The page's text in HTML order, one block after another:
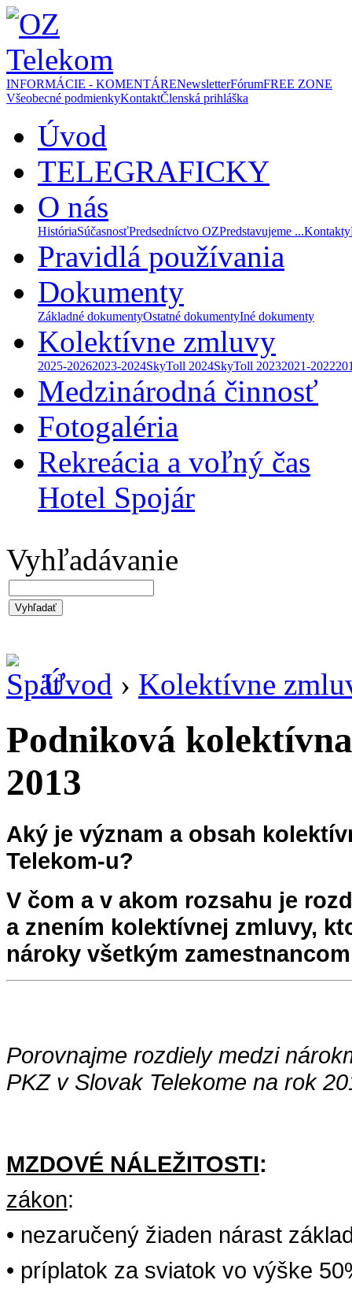
INFORMÁCIE - KOMENTÁRENewsletterFórumFREE ZONE
Všeobecné podmienkyKontaktČlenská prihláška
Úvod
TELEGRAFICKY
O nás
HistóriaSúčasnosťPredsedníctvo OZPredstavujeme ...Kontakty
Pravidlá používania
Dokumenty
Základné dokumentyOstatné dokumentyIné dokumenty
Kolektívne zmluvy
2025-20262023-2024SkyToll 2024SkyToll 20232021-2022
Medzinárodná činnosť
Fotogaléria
Rekreácia a voľný čas
Hotel Spojár
Vyhľadávanie
Vyhľadať
Úvod › Kolektívne
Podniková
2013
Aký je význam a obsah
Telekom-u?
V čom a v akom rozsahu je
a znením kolektívnej zmluvy,
nároky všetkým zamestnancom
Porovnajme rozdiely medzi
PKZ v Slovak Telekome na rok
MZDOVÉ NÁLEŽITOSTI:
zákon:
• nezaručený žiaden nárast
• príplatok za sviatok vo výške